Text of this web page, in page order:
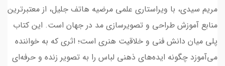
مریم سیدی، با ویراستاری علمی مرضیه هاتف جلیل، از معتبرترین
منابع آموزش طراحی و تصویرسازی مد در جهان است. این کتاب
پلی میان دانش فنی و خلاقیت هنری است؛ اثری که به خواننده
می‌آموزد چگونه ایده‌های ذهنی لباس را به تصویر زنده و حرفه‌ای